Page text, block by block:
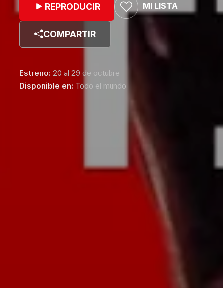
REPRODUCIR MI LISTA
COMPARTIR
Estreno: 20 al 29 de octubre
Disponible en: Todo el mundo